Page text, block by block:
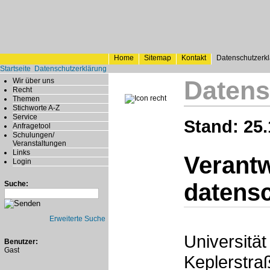
Home Sitemap Kontakt
Startseite
Datenschutzerklärung
Wir über uns
Recht
Themen
Stichworte A-Z
Service
Anfragetool
Schulungen/
Veranstaltungen
Links
Login
Suche:
Erweiterte Suche
Benutzer:
Gast
Stand: